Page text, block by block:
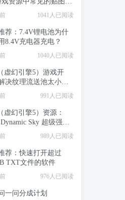
载）
1041人已阅读
荐：7.4V锂电池为什
8.4V充电器充电？
1040人已阅读
虚幻引擎5）游戏开
决纹理流送池太小，
景中纹理模糊的问题
991人已阅读
虚幻引擎5）资源：
Sky 超级强大
天空天气系统
989人已阅读
荐：快速打开超过
TXT文件的软件
976人已阅读
一问分成计划